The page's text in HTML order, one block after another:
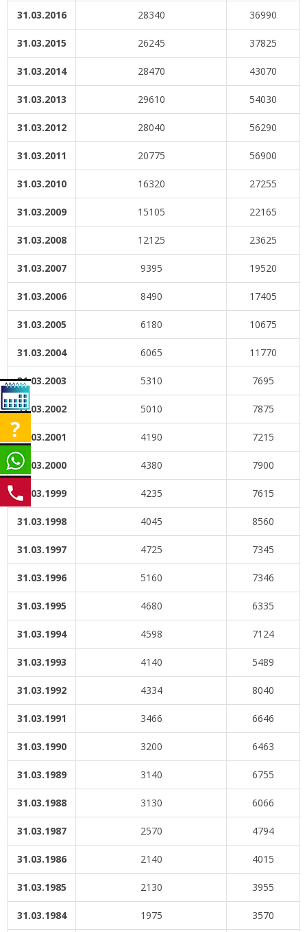
31.03.2016 28340 36990
31.03.2015 26245 37825
31.03.2014 28470 43070
31.03.2013 29610 54030
31.03.2012 28040 56290
31.03.2011 20775 56900
31.03.2010 16320 27255
31.03.2009 15105 22165
31.03.2008 12125 23625
31.03.2007 9395 19520
31.03.2006 8490 17405
31.03.2005 6180 10675
31.03.2004 6065 11770
31.03.2003 5310 7695
31.03.2002 5010 7875
31.03.2001 4190 7215
31.03.2000 4380 7900
31.03.1999 4235 7615
31.03.1998 4045 8560
31.03.1997 4725 7345
31.03.1996 5160 7346
31.03.1995 4680 6335
31.03.1994 4598 7124
31.03.1993 4140 5489
31.03.1992 4334 8040
31.03.1991 3466 6646
31.03.1990 3200 6463
31.03.1989 3140 6755
31.03.1988 3130 6066
31.03.1987 2570 4794
31.03.1986 2140 4015
31.03.1985 2130 3955
31.03.1984 1975 3570